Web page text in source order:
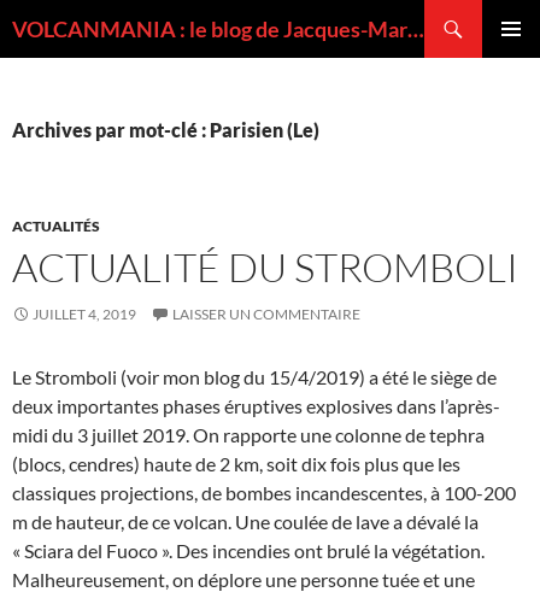
VOLCANMANIA : le blog de Jacques-Marie BARDINTZEFF, volcanologue
Archives par mot-clé : Parisien (Le)
ACTUALITÉS
ACTUALITÉ DU STROMBOLI
JUILLET 4, 2019 LAISSER UN COMMENTAIRE
Le Stromboli (voir mon blog du 15/4/2019) a été le siège de
deux importantes phases éruptives explosives dans l’après-
midi du 3 juillet 2019. On rapporte une colonne de tephra
(blocs, cendres) haute de 2 km, soit dix fois plus que les
classiques projections, de bombes incandescentes, à 100-200
m de hauteur, de ce volcan. Une coulée de lave a dévalé la
« Sciara del Fuoco ». Des incendies ont brulé la végétation.
Malheureusement, on déplore une personne tuée et une